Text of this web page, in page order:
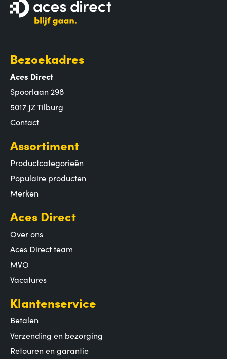
Bezoekadres
Aces Direct
Spoorlaan 298
5017 JZ Tilburg
Contact
Assortiment
Productcategorieën
Populaire producten
Merken
Aces Direct
Over ons
Aces Direct team
MVO
Vacatures
Klantenservice
Betalen
Verzending en bezorging
Retouren en garantie